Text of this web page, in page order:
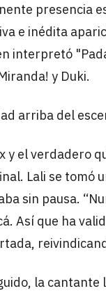
presencia
e inédita
interpretó
y Duki.
arriba del
y el verdadero
Lali se tomó
sin pausa.
Así que ha
la cantante